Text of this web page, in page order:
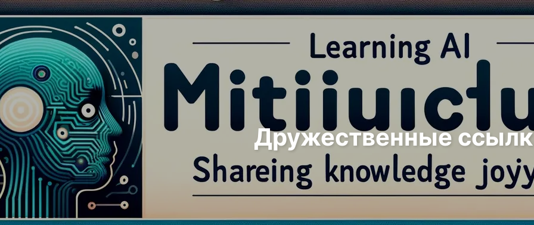
Путь к Трансформации с ИИ Поиск Главная Архивы
Дружественные